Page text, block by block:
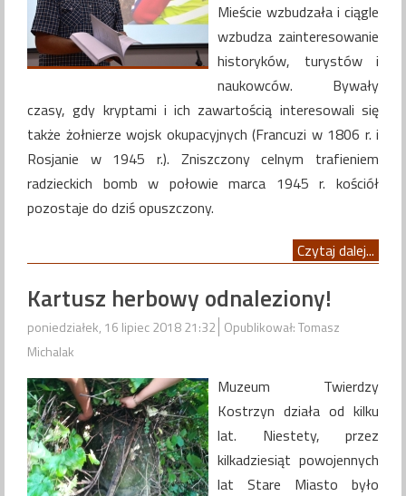
Mieście wzbudzała i ciągle
wzbudza zainteresowanie
historyków, turystów i
naukowców. Bywały
czasy, gdy kryptami i ich zawartością interesowali się
także żołnierze wojsk okupacyjnych (Francuzi w 1806 r. i
Rosjanie w 1945 r.). Zniszczony celnym trafieniem
radzieckich bomb w połowie marca 1945 r. kościół
pozostaje do dziś opuszczony.
Czytaj dalej...
Kartusz herbowy odnaleziony!
poniedziałek, 16 lipiec 2018 21:32 Opublikował: Tomasz
Michalak
Muzeum Twierdzy
Kostrzyn działa od kilku
lat. Niestety, przez
kilkadziesiąt powojennych
lat Stare Miasto było